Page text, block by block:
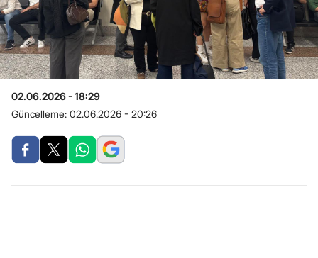
02.06.2026 - 18:29
Güncelleme: 02.06.2026 - 20:26